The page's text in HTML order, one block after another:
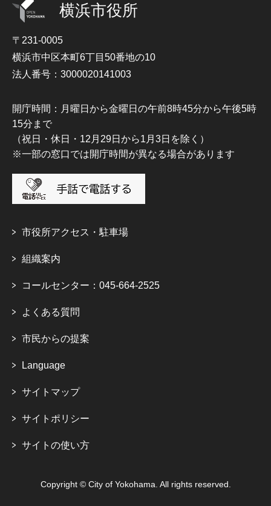
横浜市役所
〒231-0005
横浜市中区本町6丁目50番地の10
法人番号：3000020141003
開庁時間：月曜日から金曜日の午前8時45分から午後5時
15分まで
（祝日・休日・12月29日から1月3日を除く）
※一部の窓口では開庁時間が異なる場合があります
市役所アクセス・駐車場
組織案内
コールセンター：045-664-2525
よくある質問
市民からの提案
Language
サイトマップ
サイトポリシー
サイトの使い方
Copyright © City of Yokohama. All rights reserved.